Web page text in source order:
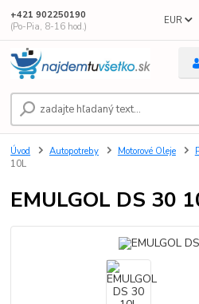
EUR
+421 902250190
(Po-Pia, 8-16 hod.)
Úvod Autopotreby Motorové Oleje
10L
EMULGOL DS 30